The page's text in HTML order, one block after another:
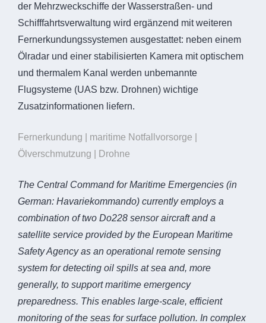
der Mehrzweckschiffe der Wasserstraßen- und
Schifffahrtsverwaltung wird ergänzend mit weiteren
Fernerkundungssystemen ausgestattet: neben einem
Ölradar und einer stabilisierten Kamera mit optischem
und thermalem Kanal werden unbemannte
Flugsysteme (UAS bzw. Drohnen) wichtige
Zusatzinformationen liefern.
Fernerkundung | maritime Notfallvorsorge |
Ölverschmutzung | Drohne
The Central Command for Maritime Emergencies (in
German: Havariekommando) currently employs a
combination of two Do228 sensor aircraft and a
satellite service provided by the European Maritime
Safety Agency as an operational remote sensing
system for detecting oil spills at sea and, more
generally, to support maritime emergency
preparedness. This enables large-scale, efficient
monitoring of the seas for surface pollution. In complex